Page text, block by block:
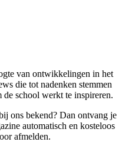
van ontwikkelingen in het
die tot nadenken stemmen
de school werkt te inspireren.
ons bekend? Dan ontvang je
automatisch en kosteloos
afmelden.